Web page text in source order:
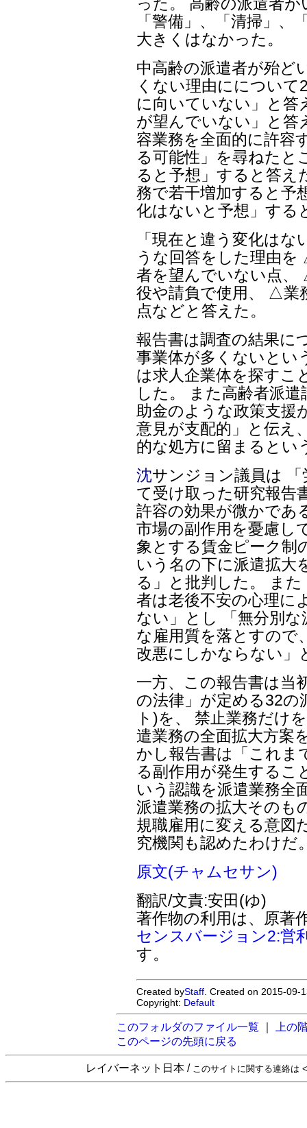
「警備」、「清掃」、
大きくはなかった。
中高齢の派遣者が殆ど
くない理由にについて
に向いていない」と答
が望んでいない」と答
容業務を全面的に許容
る可能性」を尋ねたと
ると予想」すると答え
務で若干増加すると予
化はないと予想」する
「現在と違う変化は
うな回答をした理由
者を望んでいない点
役や請負で使用、 △業
点などと答えた。
報告書は調査の結果に
事業体が多くないとい
は求人企業体を探すこ
した。 また高齢者派
助金のような政策支援
意見が支配的」と伝え
的な処方に留まるとい
沈サンジョン議員は
て受け取った研究報告
許容の効果が微かであ
市場の副作用を憂慮し
象とする賃金ピーク制
いう名の下に派遣拡大
る」と批判した。 ま
者は老後不安の心理に
ない」とし 「無分別
な雇用質を落とすので
改悪にしかならない」
一方、この報告書は当
の法律」が定める32の
ト)を、 禁止業務だけ
遣業務の全面拡大方案
かし報告書は「これま
る副作用が発生するこ
いう認識を派遣業務全
派遣業務の拡大そのも
規職雇用に変える意図
究機関も認めたわけだ
原文(チャムセサン)
翻訳/文責:安田(ゆ)
著作物の利用は、原著
センスバージョン2:営
す。
Created byStaff . Created on 2015-
Copyright: Default
このフォルダのファイル一覧
上の
このページの先頭に戻る
レイバーネット日本 / このサイトに関する連絡は